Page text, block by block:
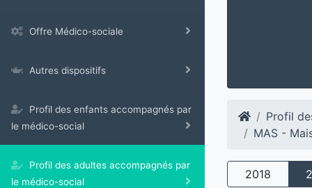
Offre Médico-sociale
Autres dispositifs
Profil des enfants accompagnés par
le médico-social
Profil des adultes accompagnés par
le médico-social
Profil
MAS -
2018